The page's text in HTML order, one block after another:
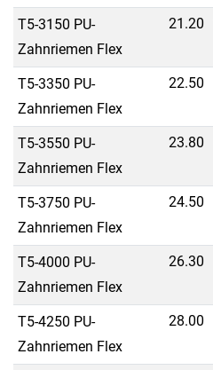
T5-3150 PU-
Zahnriemen Flex
21.20
T5-3350 PU-
Zahnriemen Flex
22.50
T5-3550 PU-
Zahnriemen Flex
23.80
T5-3750 PU-
Zahnriemen Flex
24.50
T5-4000 PU-
Zahnriemen Flex
26.30
T5-4250 PU-
Zahnriemen Flex
28.00